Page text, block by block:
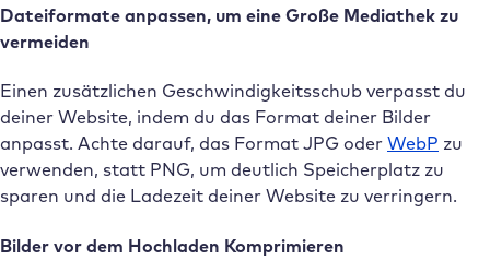
Dateiformate anpassen, um eine Große Mediathek zu
vermeiden
Einen zusätzlichen Geschwindigkeitsschub verpasst du
deiner Website, indem du das Format deiner Bilder
anpasst. Achte darauf, das Format JPG oder WebP zu
verwenden, statt PNG, um deutlich Speicherplatz zu
sparen und die Ladezeit deiner Website zu verringern.
Bilder vor dem Hochladen Komprimieren